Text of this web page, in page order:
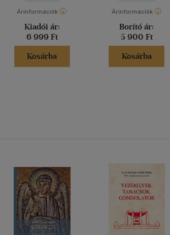
Árinformációk
Kiadói ár:
6 999 Ft
Kosárba
Árinformációk
Borító ár:
5 900 Ft
Kosárba